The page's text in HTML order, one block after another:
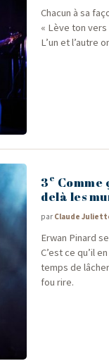
Cha­cun à sa
« Lève ton
L’un et l’autre
3e Comme
delà les
par Claude
Erwan Pinard
C’est ce qu’il
temps de
fou rire.